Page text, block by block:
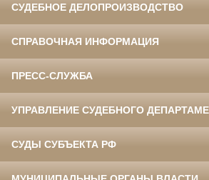
СУДЕБНОЕ ДЕЛОПРОИЗВОДСТВО
СПРАВОЧНАЯ ИНФОРМАЦИЯ
ПРЕСС-СЛУЖБА
УПРАВЛЕНИЕ СУДЕБНОГО
СУДЫ СУБЪЕКТА РФ